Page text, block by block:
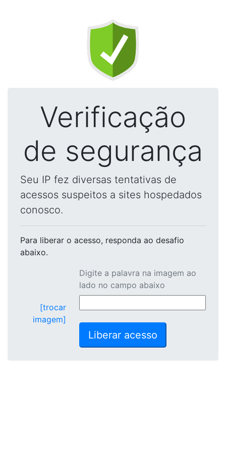
Verificação
de segurança
Seu IP fez diversas tentativas de
acessos suspeitos a sites hospedados
conosco.
Para liberar o acesso, responda ao desafio
abaixo.
[trocar
imagem]
Digite a palavra na imagem ao
lado no campo abaixo